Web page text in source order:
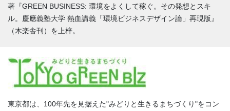
著『GREEN BUSINESS: 環境をよくして稼ぐ。その発想とスキ
ル。慶應義塾大学 熱血講義「環境ビジネスデザイン論」再現版』
（木楽舎刊）を上梓。
東京都は、100年先を見据えた"みどりと生きるまちづくり"をコン